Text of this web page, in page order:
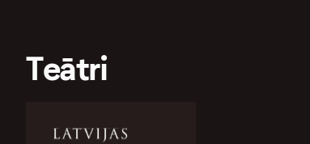
Teātri